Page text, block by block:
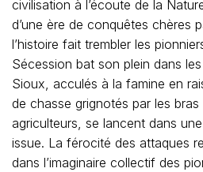
civilisation à l’écoute de la
d’une ère de conquêtes chères
l’histoire fait trembler les
Sécession bat son plein dans
Sioux, acculés à la famine en
de chasse grignotés par les bras
agriculteurs, se lancent dans
issue. La férocité des attaques
dans l’imaginaire collectif des